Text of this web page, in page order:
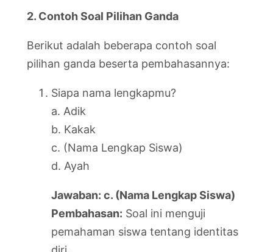
2. Contoh Soal Pilihan Ganda
Berikut adalah beberapa contoh soal
pilihan ganda beserta pembahasannya:
Siapa nama lengkapmu?
a. Adik
b. Kakak
c. (Nama Lengkap Siswa)
d. Ayah
Jawaban: c. (Nama Lengkap Siswa)
Pembahasan: Soal ini menguji
pemahaman siswa tentang identitas